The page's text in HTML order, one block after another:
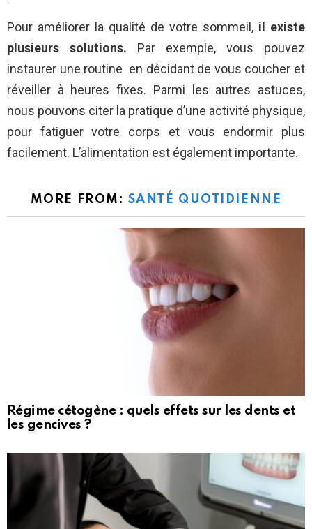
Pour améliorer la qualité de votre sommeil, il existe
plusieurs solutions. Par exemple, vous pouvez
instaurer une routine en décidant de vous coucher et
réveiller à heures fixes. Parmi les autres astuces,
nous pouvons citer la pratique d’une activité physique,
pour fatiguer votre corps et vous endormir plus
facilement. L’alimentation est également importante.
MORE FROM: SANTÉ QUOTIDIENNE
Régime cétogène : quels effets sur les dents et
les gencives ?